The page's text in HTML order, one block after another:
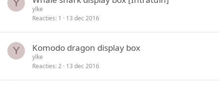
Y
ylke
Reacties 1 13 dec 2016
Y Komodo dragon display box
ylke
Reacties 2 13 dec 2016